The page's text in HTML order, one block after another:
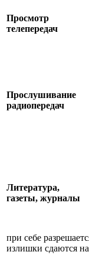
Просмотр
телепередач
Прослушивание
радиопередач
Литература,
газеты, журналы
при себе
излишки сдаются